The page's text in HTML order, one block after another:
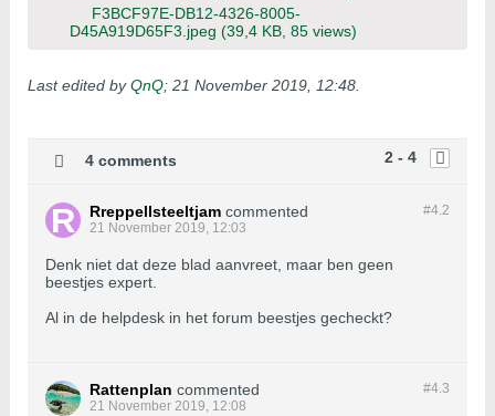
F3BCF97E-DB12-4326-8005-
D45A919D65F3.jpeg (39,4 KB, 85 views)
Last edited byQnQ; 21 November 2019, 12:48
2 - 4
4 comments
#4.2
Rreppellsteeltjam commented
21 November 2019, 12:03
Denk niet dat deze blad aanvreet, maar ben geen
beestjes expert.
Al in de helpdesk in het forum beestjes gecheckt?
#4.3
Rattenplan commented
21 November 2019, 12:08